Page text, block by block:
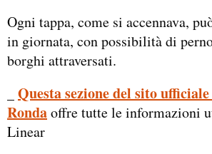
Ogni tappa, come si accennava,
in giornata, con possibilità di
borghi attraversati.
Questa sezione del sito
Rondaoffre tutte le informazioni
Linear